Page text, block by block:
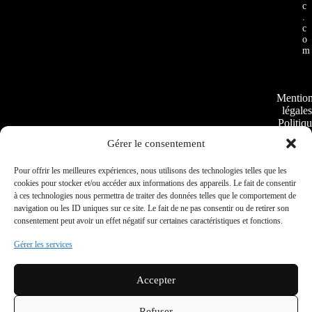
Gérer le consentement
Pour offrir les meilleures expériences, nous utilisons des technologies telles que les
cookies pour stocker et/ou accéder aux informations des appareils. Le fait de consentir
à ces technologies nous permettra de traiter des données telles que le comportement de
navigation ou les ID uniques sur ce site. Le fait de ne pas consentir ou de retirer son
consentement peut avoir un effet négatif sur certaines caractéristiques et fonctions.
Gérer les services
Accepter
c
.
c
o
m
légales
site